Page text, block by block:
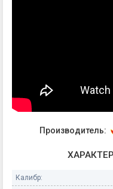
Производитель:
Калибр: